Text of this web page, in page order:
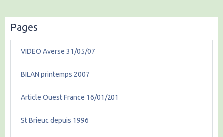
Pages
VIDEO Averse 31/05/07
BILAN printemps 2007
Article Ouest France 16/01/201
St Brieuc depuis 1996